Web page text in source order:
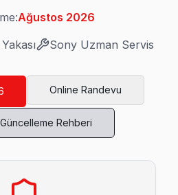
2026
Mahalle Sony TV Servis
Servis
Ağustos 2026
Sony Uzman Servis
Online Randevu
Güncelleme Rehberi